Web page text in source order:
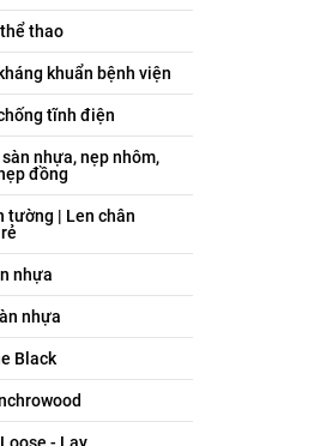
thao
khuẩn bệnh viện
tĩnh điện
nhựa, nẹp nhôm,
đồng
tường | Len chân
nhựa
nhựa
Black